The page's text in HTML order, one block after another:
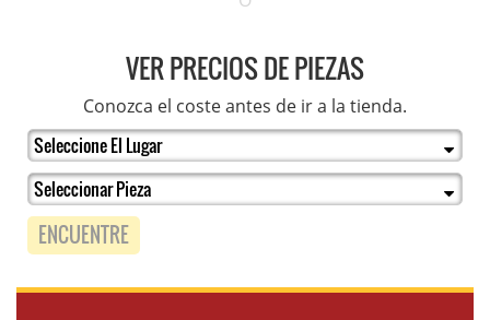
VER PRECIOS DE PIEZAS
Conozca el coste antes de ir a la tienda.
ENCUENTRE